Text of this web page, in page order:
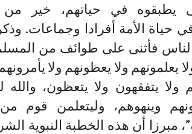
يطبقوه في حياتهم، خير
حياة الأمة أفرادا وجماعات.
فأثنى على طوائف من
يعلمونهم ولا يعظونهم ولا
ولا يتفقهون ولا يتعظون، والله
وينهوهم، وليتعلمن قوم
مبرزا أن هذه الخطبة النبوية